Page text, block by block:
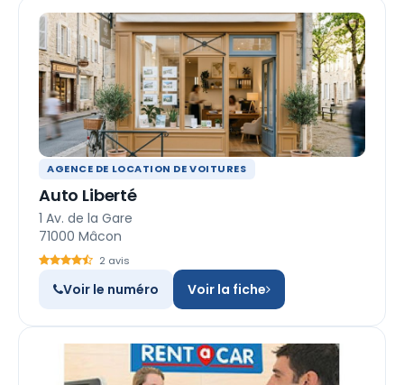
AGENCE DE LOCATION DE VOITURES
Auto Liberté
1 Av. de la Gare
71000 Mâcon
2 avis
Voir le numéro Voir la fiche